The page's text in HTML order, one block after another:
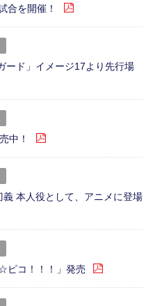
合を開催！
ード」イメージ17より先行場
中！
本人役として、アニメに登場
ピコ！！！」発売